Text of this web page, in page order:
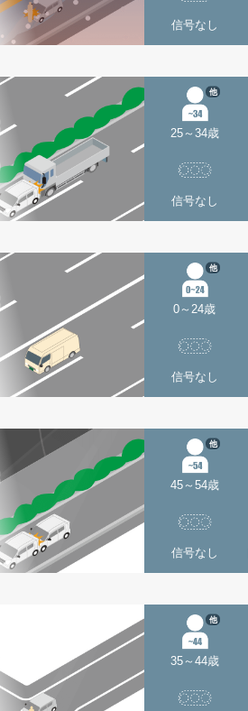
信号なし
25～34歳
他
信号なし
0～24歳
他
信号なし
45～54歳
他
信号なし
35～44歳
他